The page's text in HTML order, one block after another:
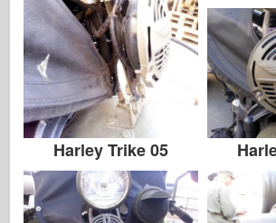
Harley Trike 05